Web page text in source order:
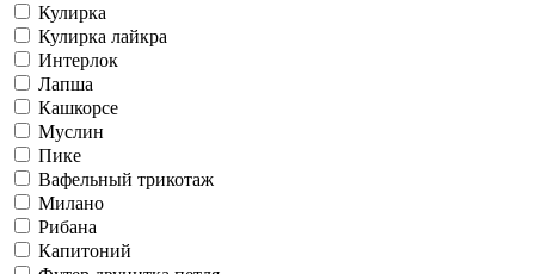
Кулирка
Кулирка лайкра
Интерлок
Лапша
Кашкорсе
Муслин
Пике
Вафельный трикотаж
Милано
Рибана
Капитоний